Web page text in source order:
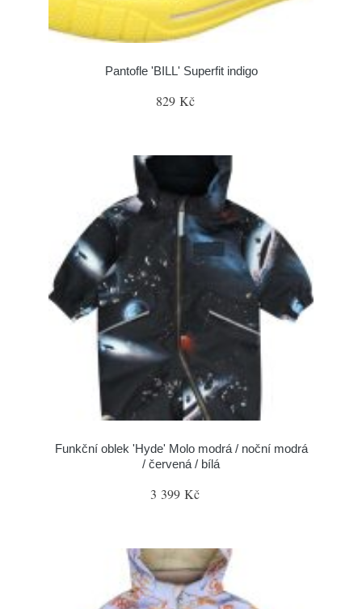
Pantofle 'BILL' Superfit indigo
829 Kč
Funkční oblek 'Hyde' Molo modrá / noční modrá
/ červená / bílá
3 399 Kč